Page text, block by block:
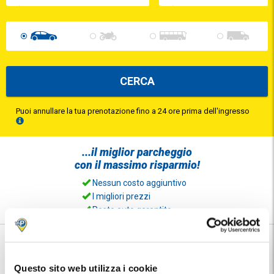
Questo sito web utilizza i cookie
CERCA
Puoi annullare la tua prenotazione fino a 24 ore prima dell'ingresso
...ilmiglior parcheggio
con ilmassimo risparmio!
Nessun costo aggiuntivo
I migliori prezzi
Posto auto garantito
destinazione che vuoi raggiungere e inserisci le date di arrivo e di